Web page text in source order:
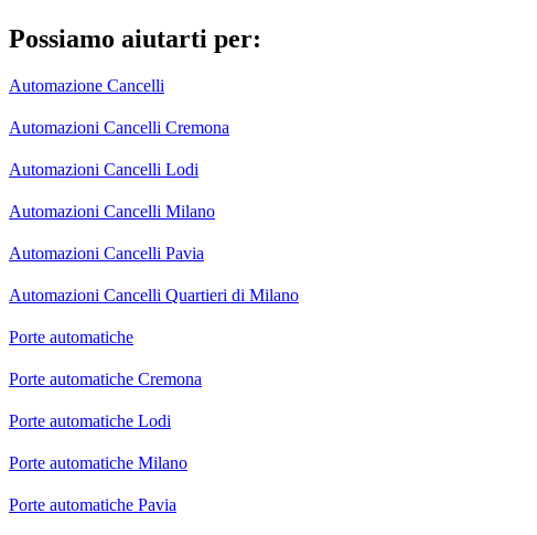
Possiamo aiutarti per:
Automazione Cancelli
Automazioni Cancelli Cremona
Automazioni Cancelli Lodi
Automazioni Cancelli Milano
Automazioni Cancelli Pavia
Automazioni Cancelli Quartieri di Milano
Porte automatiche
Porte automatiche Cremona
Porte automatiche Lodi
Porte automatiche Milano
Porte automatiche Pavia